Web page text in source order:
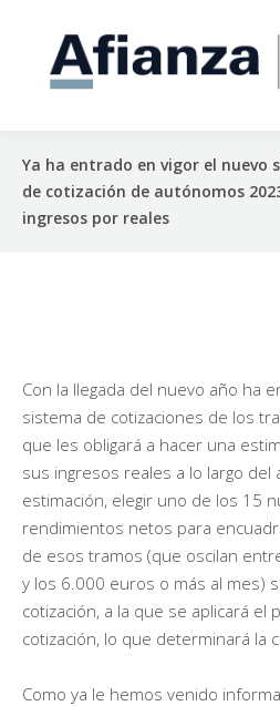
Ya ha entrado en vigor el nuevo
de cotización de autónomos
ingresos por reales
Con la llegada del nuevo año ha
sistema de cotizaciones de los
que les obligará a hacer una
sus ingresos reales a lo largo del
estimación, elegir uno de los 15
rendimientos netos para
de esos tramos (que oscilan
y los 6.000 euros o más al mes)
cotización, a la que se aplicará el
cotización, lo que determinará la
Como ya le hemos venido